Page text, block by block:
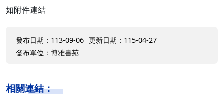
如附件連結
發布日期：113-09-06 更新日期：115-04-27
發布單位：博雅書苑
相關連結：